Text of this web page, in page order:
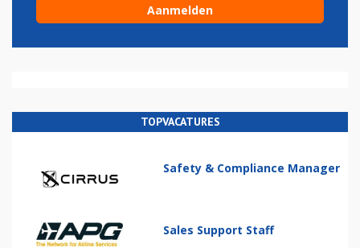
TOPVACATURES
Safety & Compliance Manager
Sales Support Staff